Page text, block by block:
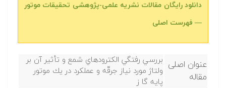
دانلود رایگان مقالات نشریه علمی-پژوهشی تحقیقات موتور
— فهرست اصلی
عنوان اصلی
مقاله
بررسي رفتگي الكترودهاي شمع و تأثير آن بر
ولتاژ مورد نياز جرقّه و عملكرد در يك موتور
پايه گا ز